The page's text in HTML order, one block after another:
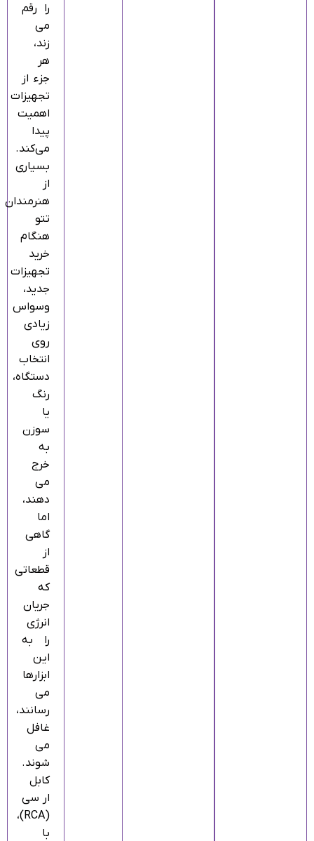
را رقم
می‌
زند،
هر
جزء از
تجهیزات
اهمیت
پیدا
می‌کند.
بسیاری
از
هنرمندان
تتو
هنگام
خرید
تجهیزات
جدید،
وسواس
زیادی
روی
انتخاب
دستگاه،
رنگ
یا
سوزن
به
خرج
می‌
دهند،
اما
گاهی
از
قطعاتی
که
جریان
انرژی
را به
این
ابزارها
می‌
رسانند،
غافل
می‌
شوند.
کابل
ار سی
(RCA)،
با